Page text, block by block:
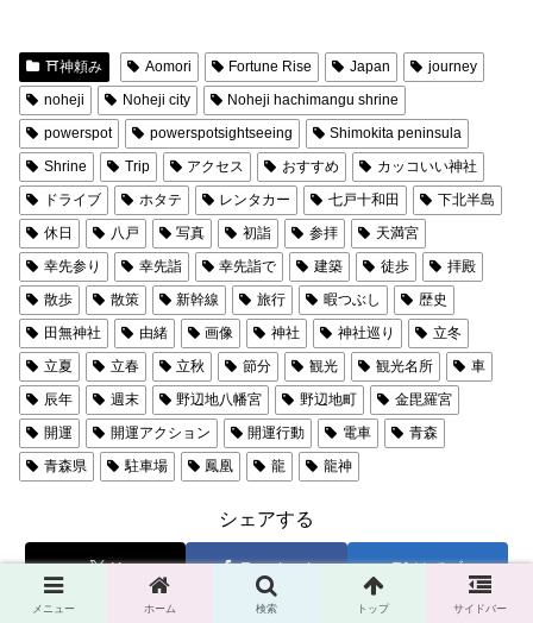
⛩神頼み Aomori Fortune Rise Japan
journey
noheji
Noheji city
Noheji hachimangu shrine
powerspot
powerspotsightseeing
Shimokita peninsula
Shrine
Trip アクセス おすすめ
カッコいい神社
ドライブ
ホタテ レンタカー 七戸十和田
下北半島
休日
八戸 写真 初詣 参拝
天満宮
幸先参り
幸先詣 幸先詣で 建築 徒歩
拝殿
散歩
散策 新幹線 旅行 暇つぶし
歴史
田無神社
由緒 画像 神社 神社巡り
立冬
立夏
立春 立秋 節分 観光 観光名所
車
辰年
週末 野辺地八幡宮 野辺地町
金毘羅宮
開運
開運アクション 開運行動 電車
青森
青森県
駐車場 鳳凰 龍 龍神
シェアする
X Facebook はてブ
メニュー ホーム 検索 トップ サイドバー